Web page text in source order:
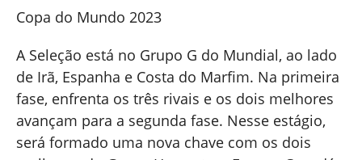
Copa do Mundo 2023
A Seleção está no Grupo G do Mundial, ao lado
de Irã, Espanha e Costa do Marfim. Na primeira
fase, enfrenta os três rivais e os dois melhores
avançam para a segunda fase. Nesse estágio,
será formado uma nova chave com os dois